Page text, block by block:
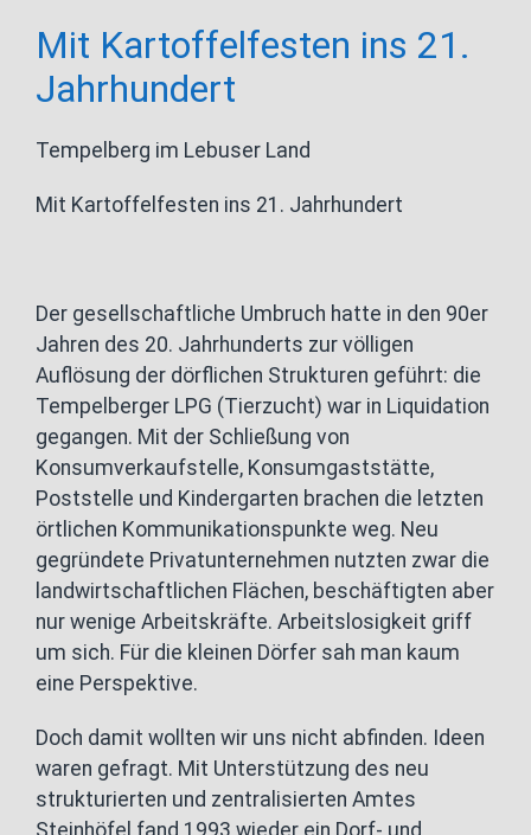
Mit Kartoffelfesten ins 21.
Jahrhundert
Tempelberg im Lebuser Land
Mit Kartoffelfesten ins 21. Jahrhundert
Der gesellschaftliche Umbruch hatte in den 90er
Jahren des 20. Jahrhunderts zur völligen
Auflösung der dörflichen Strukturen geführt: die
Tempelberger LPG (Tierzucht) war in Liquidation
gegangen. Mit der Schließung von
Konsumverkaufstelle, Konsumgaststätte,
Poststelle und Kindergarten brachen die letzten
örtlichen Kommunikationspunkte weg. Neu
gegründete Privatunternehmen nutzten zwar die
landwirtschaftlichen Flächen, beschäftigten aber
nur wenige Arbeitskräfte. Arbeitslosigkeit griff
um sich. Für die kleinen Dörfer sah man kaum
eine Perspektive.
Doch damit wollten wir uns nicht abfinden. Ideen
waren gefragt. Mit Unterstützung des neu
strukturierten und zentralisierten Amtes
Steinhöfel fand 1993 wieder ein Dorf- und